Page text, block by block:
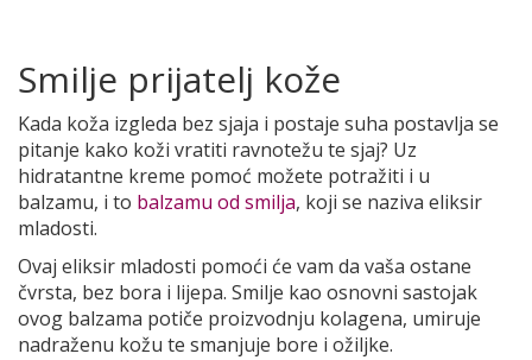
Smilje prijatelj kože
Kada koža izgleda bez sjaja i postaje suha postavlja se
pitanje kako koži vratiti ravnotežu te sjaj? Uz
hidratantne kreme pomoć možete potražiti i u
balzamu, i to balzamu od smilja, koji se naziva eliksir
mladosti.
Ovaj eliksir mladosti pomoći će vam da vaša ostane
čvrsta, bez bora i lijepa. Smilje kao osnovni sastojak
ovog balzama potiče proizvodnju kolagena, umiruje
nadraženu kožu te smanjuje bore i ožiljke.